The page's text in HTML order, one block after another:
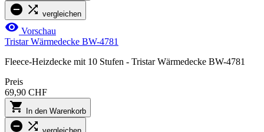
  vergleichen
 Vorschau
Tristar Wärmedecke BW-4781
Fleece-Heizdecke mit 10 Stufen - Tristar Wärmedecke BW-4781
Preis
69,90 CHF
 In den Warenkorb
 